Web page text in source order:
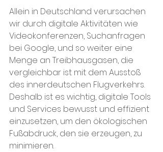
Allein in Deutschland verursachen
wir durch digitale Aktivitäten wie
Videokonferenzen, Suchanfragen
bei Google, und so weiter eine
Menge an Treibhausgasen, die
vergleichbar ist mit dem Ausstoß
des innerdeutschen Flugverkehrs.
Deshalb ist es wichtig, digitale Tools
und Services bewusst und effizient
einzusetzen, um den ökologischen
Fußabdruck, den sie erzeugen, zu
minimieren.